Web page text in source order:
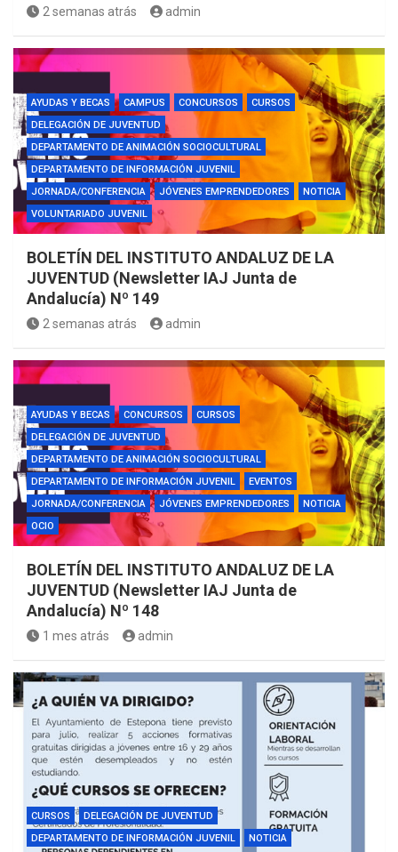
2 semanas atrás admin
AYUDAS Y BECAS CAMPUS CONCURSOS
CURSOS
DELEGACIÓN DE JUVENTUD
DEPARTAMENTO DE ANIMACIÓN SOCIOCULTURAL
DEPARTAMENTO DE INFORMACIÓN JUVENIL
JORNADA/CONFERENCIA
JÓVENES EMPRENDEDORES
NOTICIA
VOLUNTARIADO JUVENIL
BOLETÍN DEL INSTITUTO ANDALUZ DE LA
JUVENTUD (Newsletter IAJ Junta de
Andalucía) Nº 149
2 semanas atrás admin
AYUDAS Y BECAS CONCURSOS
CURSOS
DELEGACIÓN DE JUVENTUD
DEPARTAMENTO DE ANIMACIÓN SOCIOCULTURAL
DEPARTAMENTO DE INFORMACIÓN JUVENIL
EVENTOS
JORNADA/CONFERENCIA
JÓVENES EMPRENDEDORES
NOTICIA
OCIO
BOLETÍN DEL INSTITUTO ANDALUZ DE LA
JUVENTUD (Newsletter IAJ Junta de
Andalucía) Nº 148
1 mes atrás admin
CURSOS
DELEGACIÓN DE JUVENTUD
DEPARTAMENTO DE INFORMACIÓN JUVENIL
NOTICIA